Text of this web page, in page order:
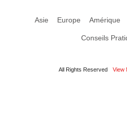
Asie Europe Amérique
Conseils
All Rights Reserved View